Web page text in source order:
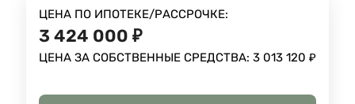
ЦЕНА ПО ИПОТЕКЕ/РАССРОЧКЕ:
3 424 000 ₽
ЦЕНА ЗА СОБСТВЕННЫЕ СРЕДСТВА: 3 013 120 ₽